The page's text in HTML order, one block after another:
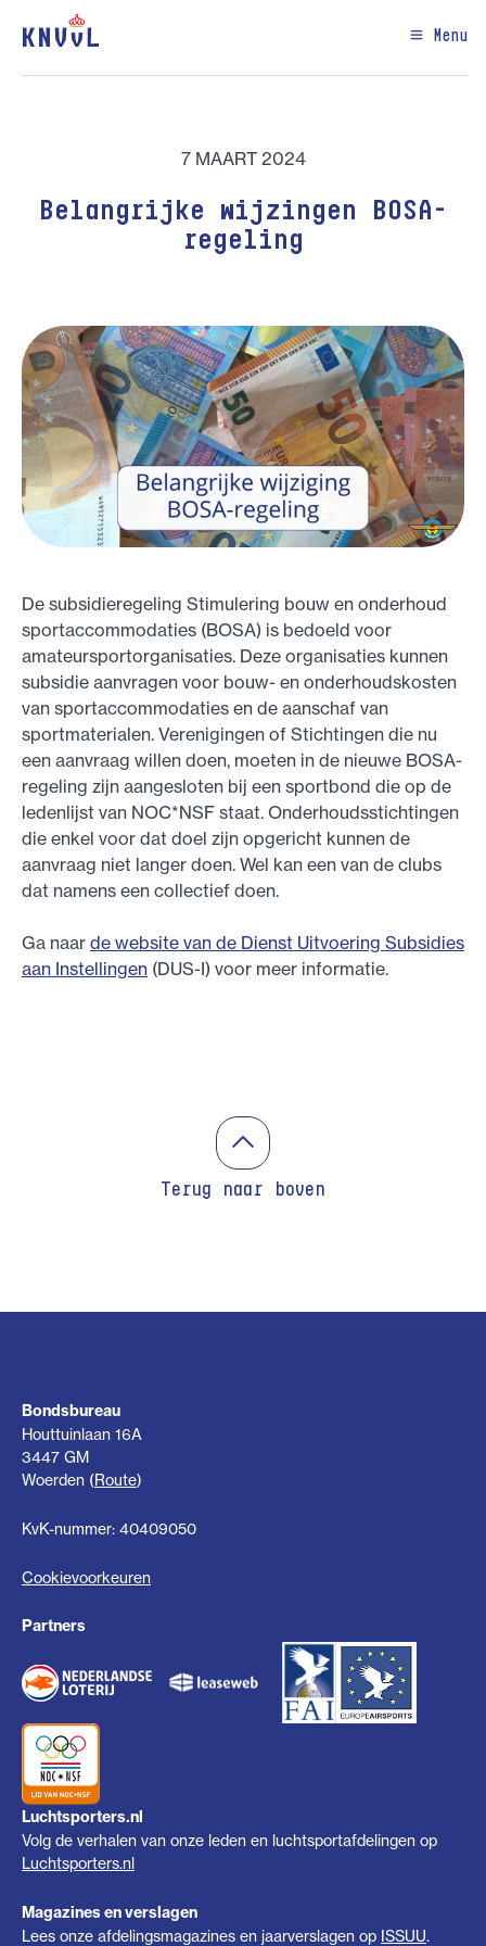
Menu
7 MAART 2024
Belangrijke wijzingen BOSA-
regeling
De subsidieregeling Stimulering bouw en onderhoud
sportaccommodaties (BOSA) is bedoeld voor
amateursportorganisaties. Deze organisaties kunnen
subsidie aanvragen voor bouw- en onderhoudskosten
van sportaccommodaties en de aanschaf van
sportmaterialen. Verenigingen of Stichtingen die nu
een aanvraag willen doen, moeten in de nieuwe BOSA-
regeling zijn aangesloten bij een sportbond die op de
ledenlijst van NOC*NSF staat. Onderhoudsstichtingen
die enkel voor dat doel zijn opgericht kunnen de
aanvraag niet langer doen. Wel kan een van de clubs
dat namens een collectief doen.
Ga naar de website van de Dienst Uitvoering Subsidies
aan Instellingen (DUS-I) voor meer informatie.
Terug naar boven
Bondsbureau
Houttuinlaan 16A
3447 GM
Woerden (Route)
KvK-nummer: 40409050
Cookievoorkeuren
Partners
Luchtsporters.nl
Volg de verhalen van onze leden en luchtsportafdelingen op
Luchtsporters.nl
Magazines en verslagen
Lees onze afdelingsmagazines en jaarverslagen op ISSUU.